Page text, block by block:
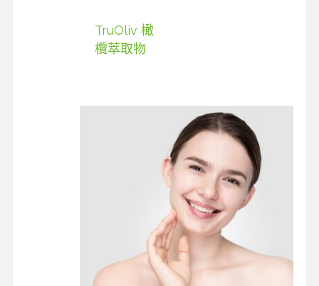
TruOliv 橄
欖萃取物